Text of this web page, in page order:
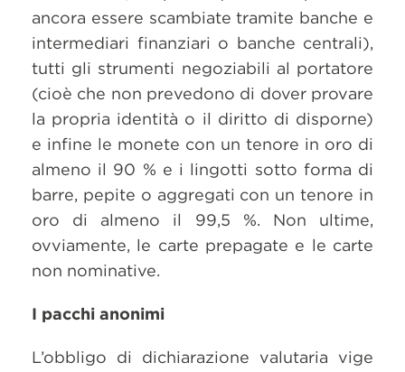
ancora essere scambiate tramite banche e
intermediari finanziari o banche centrali),
tutti gli strumenti negoziabili al portatore
(cioè che non prevedono di dover provare
la propria identità o il diritto di disporne)
e infine le monete con un tenore in oro di
almeno il 90 % e i lingotti sotto forma di
barre, pepite o aggregati con un tenore in
oro di almeno il 99,5 %. Non ultime,
ovviamente, le carte prepagate e le carte
non nominative.
I pacchi anonimi
L’obbligo di dichiarazione valutaria vige